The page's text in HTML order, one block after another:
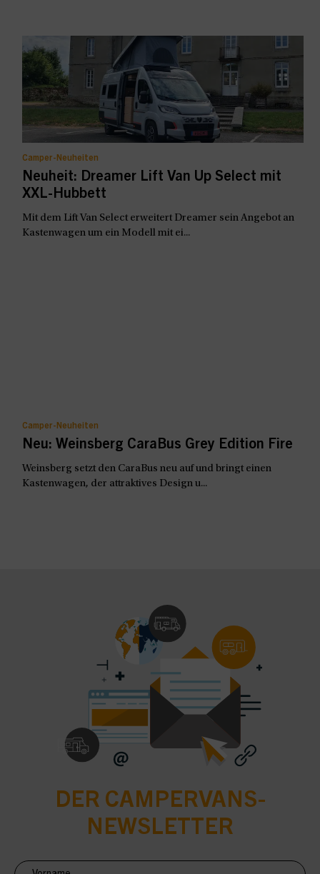
Camper-Neuheiten
Neuheit: Dreamer Lift Van Up Select mit
XXL-Hubbett
Mit dem Lift Van Select erweitert Dreamer sein Angebot an
Kastenwagen um ein Modell mit ei...
Camper-Neuheiten
Neu: Weinsberg CaraBus Grey Edition Fire
Weinsberg setzt den CaraBus neu auf und bringt einen
Kastenwagen, der attraktives Design u...
DER CAMPERVANS-
NEWSLETTER
Newsletter